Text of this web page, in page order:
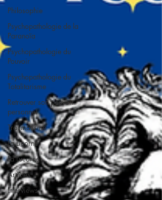
Philosophie
Psychopathologie de la
Paranoïa
Psychopathologie du
Pouvoir
Psychopathologie du
Totalitarisme
Retrouver son pouvoir
personnel
Traumatisme
La Licorne
La Lucarne
Articles
Interviews